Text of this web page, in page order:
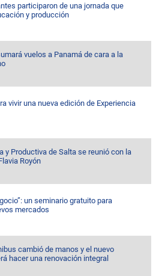
participaron de una jornada que
y producción
vuelos a Panamá de cara a la
vivir una nueva edición de Experiencia
y Productiva de Salta se reunió con la
Royón
un seminario gratuito para
mercados
cambió de manos y el nuevo
hacer una renovación integral